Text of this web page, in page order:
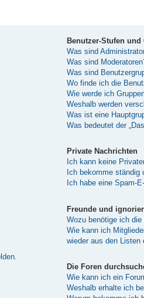
Benutzer-Stufen und
Was sind
Was sind
Was sind
Wo finde ich die
Wie werde ich
Weshalb werden
Was ist eine
Was bedeutet der
Private Nachrichten
Ich kann keine
Ich bekomme ständig
Ich habe eine Spam-
Freunde und
Wozu benötige ich
Wie kann ich
wieder aus den Listen
Die Foren
Wie kann ich ein
Weshalb erhalte ich